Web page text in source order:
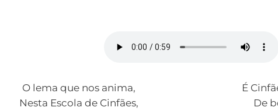
O lema que nos anima,
Nesta Escola de Cinfães,
É
De